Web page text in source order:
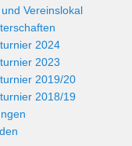
Vereinslokal
2024
2023
2019/20
2018/19